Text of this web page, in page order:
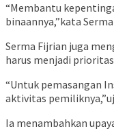
“Membantu
binaannya,”kata
Serma Fijrian juga
harus menjadi
“Untuk pemasangan
aktivitas
Ia menambahkan